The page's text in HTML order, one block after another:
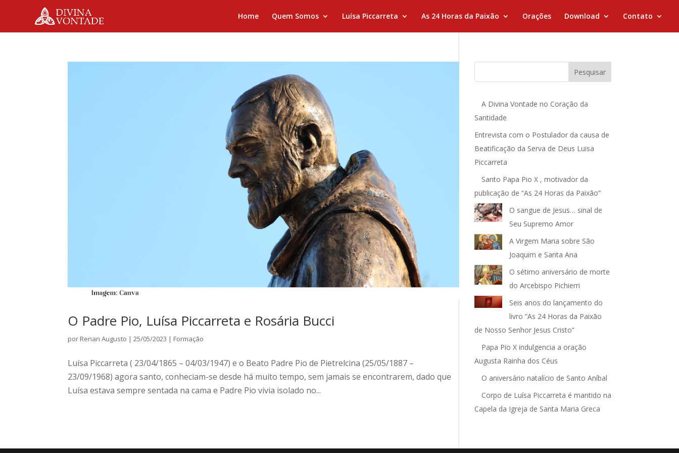
Home Quem Somos Luísa Piccarreta As 24 Horas da Paixão Orações Download Contato
O Padre Pio, Luísa Piccarreta e Rosária Bucci
por Renan Augusto |25/05/2023 | Formação
Luísa Piccarreta ( 23/04/1865 – 04/03/1947) e o Beato Padre Pio de Pietrelcina (25/05/1887 –
23/09/1968) agora santo, conheciam-se desde há muito tempo, sem jamais se encontrarem, dado que
Luísa estava sempre sentada na cama e Padre Pio vivia isolado no...
Pesquisar
A Divina Vontade no Coração da
Santidade
Entrevista com o Postulador da causa de
Beatificação da Serva de Deus Luisa
Piccarreta
Santo Papa Pio X , motivador da
publicação de “As 24 Horas da Paixão”
O sangue de Jesus… sinal de
Seu Supremo Amor
A Virgem Maria sobre São
Joaquim e Santa Ana
O sétimo aniversário de morte
do Arcebispo Pichierri
Seis anos do lançamento do
livro “As 24 Horas da Paixão
de Nosso Senhor Jesus Cristo”
Papa Pio X indulgencia a oração
Augusta Rainha dos Céus
O aniversário natalício de Santo Aníbal
Corpo de Luísa Piccarreta é mantido na
Capela da Igreja de Santa Maria Greca